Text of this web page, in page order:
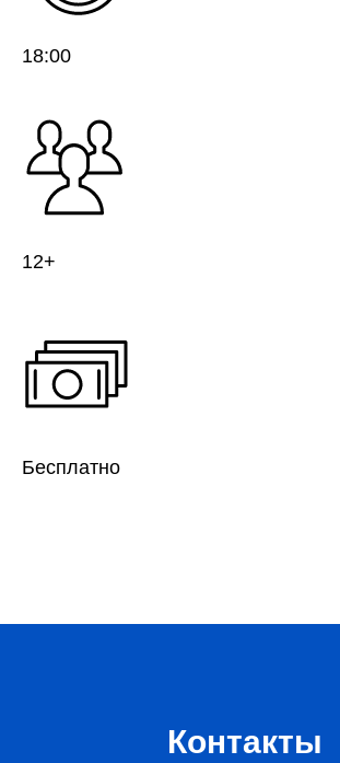
18:00
12+
Бесплатно
Контакты